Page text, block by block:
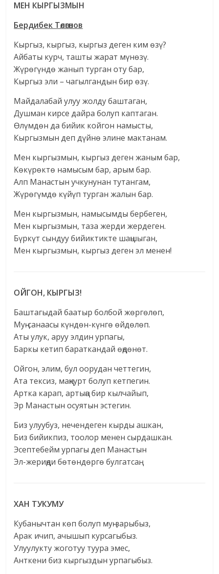
МЕН КЫРГЫЗМЫН
Бердибек Төлөгөнов
Кыргыз, кыргыз, кыргыз деген ким өзү?
Айбаты курч, ташты жарат мүнөзү.
Жүрөгүндө жанып турган оту бар,
Кыргыз эли – чагылгандын бир өзү.
Майдалабай улуу жолду баштаган,
Душман кирсе дайра болуп каптаган.
Өлүмдөн да бийик койгон намысты,
Кыргызмын деп дүйнө элине мактанам.
Мен кыргызмын, кыргыз деген жаным бар,
Көкүрөктө намысым бар, арым бар.
Алп Манастын учкунунан тутангам,
Жүрөгүмдө күйүп турган жалын бар.
Мен кыргызмын, намысымды бербеген,
Мен кыргызмын, таза жерди жердеген.
Бүркүт сындуу бийиктикте шаңшыган,
Мен кыргызмын, кыргыз деген эл менен!
ОЙГОН, КЫРГЫЗ!
Баштагыдай баатыр болбой жөргөлөп,
Муң-санаасы күндөн-күнгө өйдөлөп.
Аты улук, аруу элдин урпагы,
Баркы кетип бараткандай өңдөнөт.
Ойгон, элим, бул оорудан четтегин,
Ата тексиз, маңкурт болуп кетпегин.
Артка карап, артыңа бир кылчайып,
Эр Манастын осуятын эстегин.
Биз улуубуз, нечендеген кырды ашкан,
Биз бийикпиз, тоолор менен сырдашкан.
Эсептебейм урпагы деп Манастын
Эл-жериңди бөтөндөргө булгатсаң.
ХАН ТУКУМУ
Кубанычтан көп болуп муң-зарыбыз,
Арак ичип, ачышып курсагыбыз.
Улуулукту жоготуу туура эмес,
Анткени биз кыргыздын урпагыбыз.